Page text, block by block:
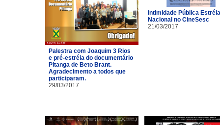
Palestra com Joaquim 3 Rios
e pré-estréia do documentário
Pitanga de Beto Brant.
Agradecimento a todos que
participaram.
29/03/2017
Intimidade Pública Estréia
Nacional no CineSesc
21/03/2017